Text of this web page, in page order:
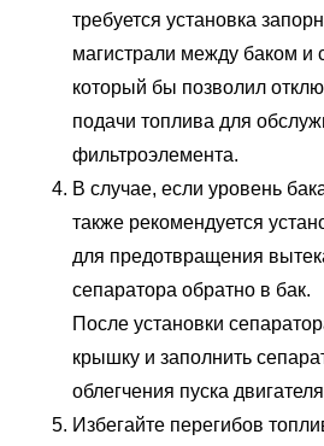
требуется установка
магистрали между баком и
который бы позволил
подачи топлива для
фильтроэлемента.
В случае, если уровень
также рекомендуется
для предотвращения
сепаратора обратно в бак.
После установки
крышку и заполнить
облегчения пуска
Избегайте перегибов